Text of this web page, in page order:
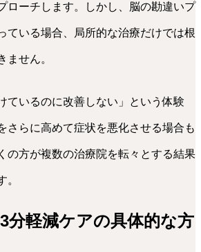
ローチします。しかし、脳の勘違いプ
ている場合、局所的な治療だけでは根
ません。
ているのに改善しない」という体験
さらに高めて症状を悪化させる場合も
の方が複数の治療院を転々とする結果
。
分軽減ケアの具体的な方